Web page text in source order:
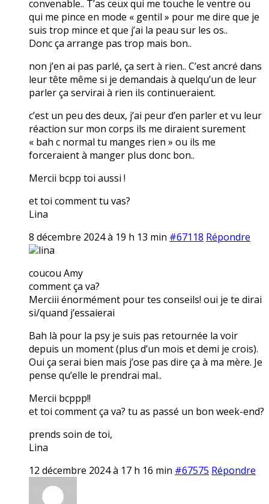
convenable.. T’as ceux qui me touche le ventre ou
qui me pince en mode « gentil » pour me dire que je
suis trop mince et que j’ai la peau sur les os..
Donc ça arrange pas trop mais bon..
non j’en ai pas parlé, ça sert à rien.. C’est ancré dans
leur tête même si je demandais à quelqu’un de leur
parler ça servirai à rien ils continueraient.
c’est un peu des deux, j’ai peur d’en parler et vu leur
réaction sur mon corps ils me diraient surement
« bah c normal tu manges rien » ou ils me
forceraient à manger plus donc bon..
Mercii bcpp toi aussi !
et toi comment tu vas?
Lina
8 décembre 2024 à 19 h 13 min #67118 Répondre
lina
coucou Amy
comment ça va?
Merciii énormément pour tes conseils! oui je te dirai
si/quand j’essaierai
Bah là pour la psy je suis pas retournée la voir
depuis un moment (plus d’un mois et demi je crois).
Oui ça serai bien mais j’ose pas dire ça à ma mère. Je
pense qu’elle le prendrai mal..
Mercii bcppp!!
et toi comment ça va? tu as passé un bon week-end?
prends soin de toi,
Lina
12 décembre 2024 à 17 h 16 min #67575 Répondre